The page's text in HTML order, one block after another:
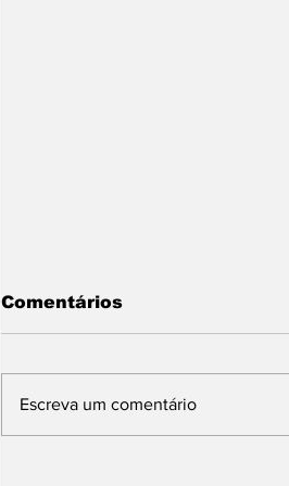
Comentários
Escreva um comentário